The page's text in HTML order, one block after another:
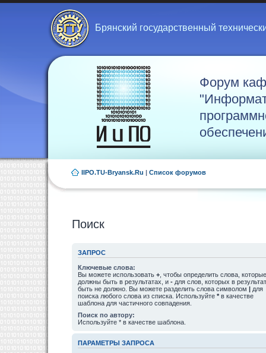
Брянский государственный
Форум
IIPO.TU-Bryansk.Ru | Список форумов
Поиск
ЗАПРОС
Ключевые слова:
Вы можете использовать + , чтобы определить слова, которые
должны быть в результатах, и - для слов, которых в
быть не должно. Вы можете разделить слова символом | для
поиска любого слова из списка. Используйте * в качестве
шаблона для частичного совпадения.
Поиск по автору:
Используйте * в качестве шаблона.
ПАРАМЕТРЫ ЗАПРОСА